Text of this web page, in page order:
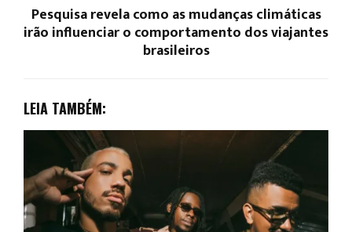
Pesquisa revela como as mudanças climáticas
irão influenciar o comportamento dos viajantes
brasileiros
LEIA TAMBÉM: